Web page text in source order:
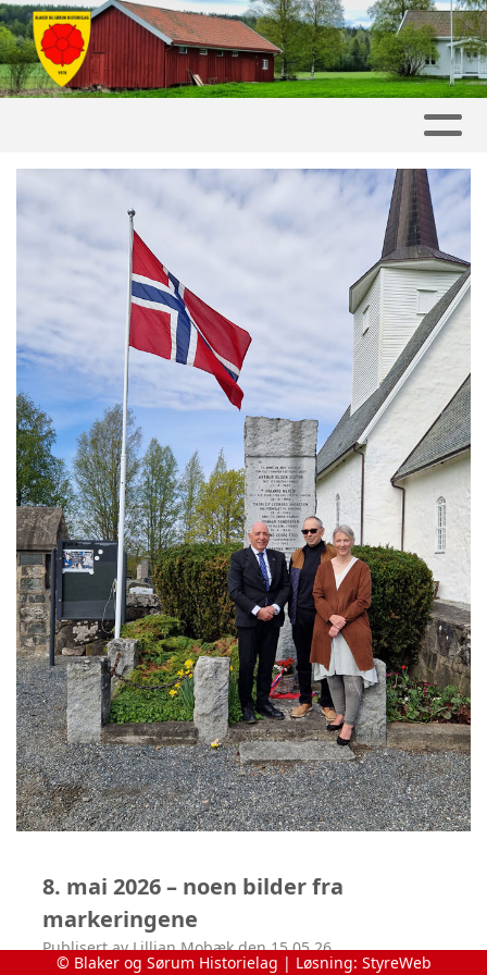
8. mai 2026 – noen bilder fra
markeringene
Publisert av Lillian Mobæk den 15.05.26.
© Blaker og Sørum Historielag | Løsning: StyreWeb